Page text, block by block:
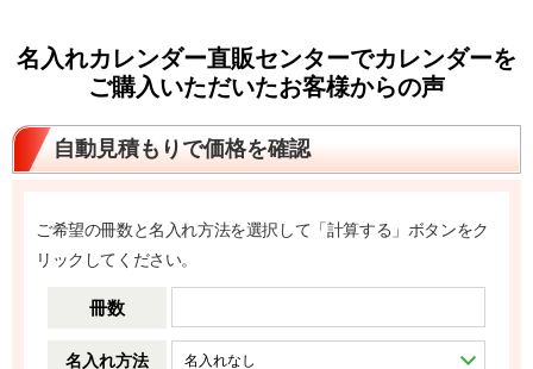
名入れカレンダー直販センターでカレンダーを
ご購入いただいたお客様からの声
自動見積もりで価格を確認
ご希望の冊数と名入れ方法を選択して「計算する」ボタンをク
リックしてください。
冊数
名入れ方法